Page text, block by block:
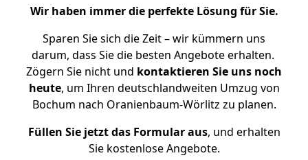
Wir haben immer die perfekte Lösung für Sie.
Sparen Sie sich die Zeit – wir kümmern uns
darum, dass Sie die besten Angebote erhalten.
Zögern Sie nicht und kontaktieren Sie uns noch
heute, um Ihren deutschlandweiten Umzug von
Bochum nach Oranienbaum-Wörlitz zu planen.
Füllen Sie jetzt das Formular aus, und erhalten
Sie kostenlose Angebote.